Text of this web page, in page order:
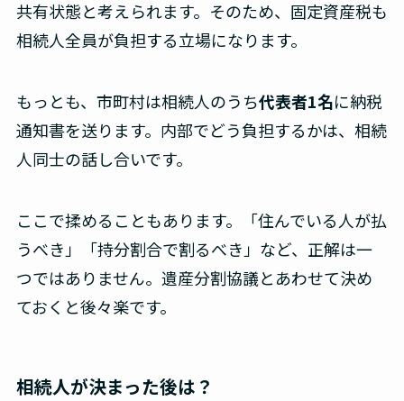
共有状態と考えられます。そのため、固定資産税も
相続人全員が負担する立場になります。
もっとも、市町村は相続人のうち代表者1名に納税
通知書を送ります。内部でどう負担するかは、相続
人同士の話し合いです。
ここで揉めることもあります。「住んでいる人が払
うべき」「持分割合で割るべき」など、正解は一
つではありません。遺産分割協議とあわせて決め
ておくと後々楽です。
相続人が決まった後は？